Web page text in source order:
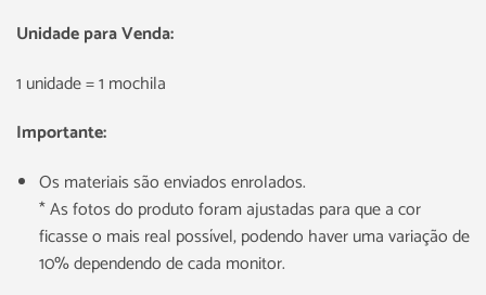
Unidade para Venda:
1 unidade = 1 mochila
Importante:
Os materiais são enviados enrolados.
* As fotos do produto foram ajustadas para que a cor
ficasse o mais real possível, podendo haver uma variação de
10% dependendo de cada monitor.